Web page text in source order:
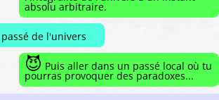
absolu arbitraire.
de l'univers
😈 Puis aller dans un passé local où tu
pourras provoquer des paradoxes...